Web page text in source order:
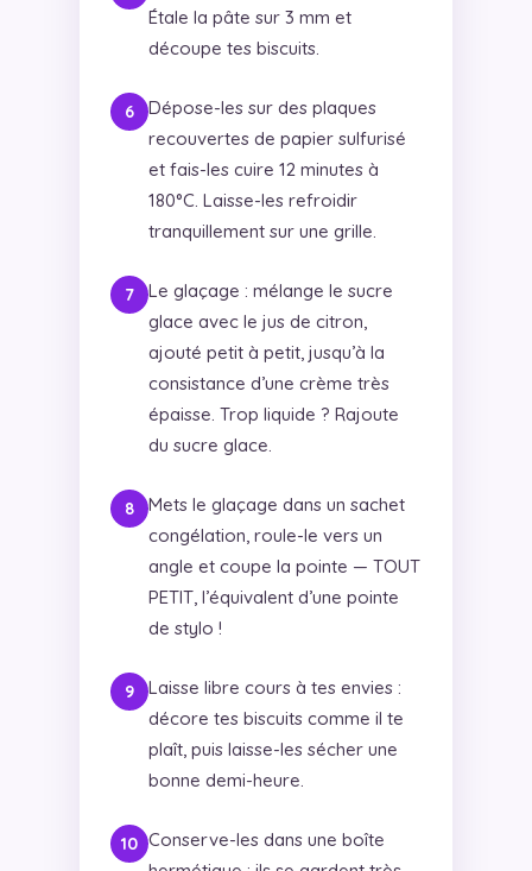
Étale la pâte sur 3 mm et
découpe tes biscuits.
Dépose-les sur des plaques
recouvertes de papier sulfurisé
et fais-les cuire 12 minutes à
180°C. Laisse-les refroidir
tranquillement sur une grille.
Le glaçage : mélange le sucre
glace avec le jus de citron,
ajouté petit à petit, jusqu’à la
consistance d’une crème très
épaisse. Trop liquide ? Rajoute
du sucre glace.
Mets le glaçage dans un sachet
congélation, roule-le vers un
angle et coupe la pointe — TOUT
PETIT, l’équivalent d’une pointe
de stylo !
Laisse libre cours à tes envies :
décore tes biscuits comme il te
plaît, puis laisse-les sécher une
bonne demi-heure.
Conserve-les dans une boîte